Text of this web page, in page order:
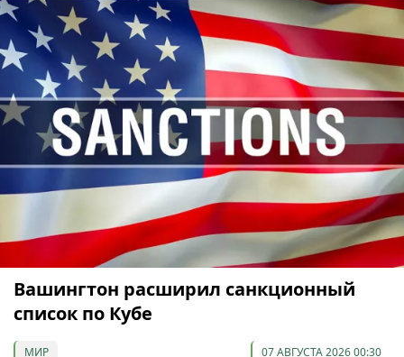
Вашингтон расширил санкционный
список по Кубе
МИР 07 АВГУСТА 2026 00:30